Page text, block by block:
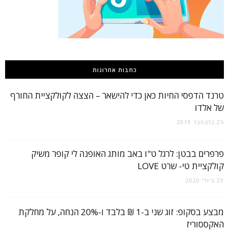
כתבות אחרונות
טרנד הדפסי החיות כאן כדי להישאר – הצצה לקולקציית החורף
של אלדו
25 בדצמבר 2019
פרפרים בבטן: לרגל ט"ו באב מותג האופנה לי קופר משיק
קולקציית טי- שרט LOVE
29 ביולי 2020
מבצע בסקופ: זוג שני ב-1 ₪ בלבד ו-20% הנחה, על מחלקת
האקססוריז